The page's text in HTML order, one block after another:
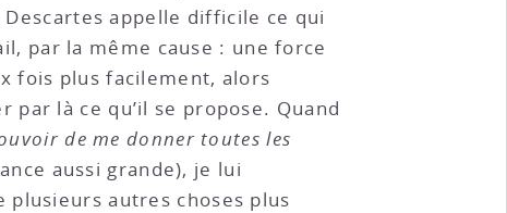
appelle difficile ce qui
par la même cause : une force
fois plus facilement, alors
là ce qu’il se propose. Quand
de me donner toutes les
aussi grande), je lui
autres choses plus